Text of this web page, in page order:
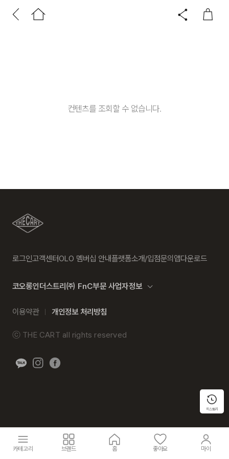
컨텐츠를 조회할 수 없습니다.
로그인고객센터OLO 멤버십 안내플랫폼소개/입점문의앱다운로드
코오롱인더스트리㈜ FnC부문 사업자정보
이용약관 개인정보 처리방침
ⓒ THE CART all rights reserved
히스토리
카테고리 브랜드 홈 좋아요 마이